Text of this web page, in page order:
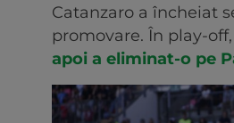
Catanzaro a încheiat
promovare. În play-off,
apoi a eliminat-o pe